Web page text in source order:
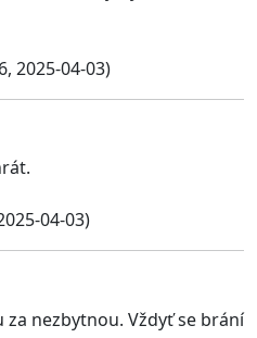
2025-04-03)
04-03)
nezbytnou. Vždyť se brání